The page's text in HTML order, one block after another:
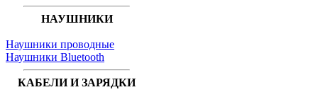
НАУШНИКИ
Наушники проводные
Наушники Bluetooth
КАБЕЛИ И ЗАРЯДКИ